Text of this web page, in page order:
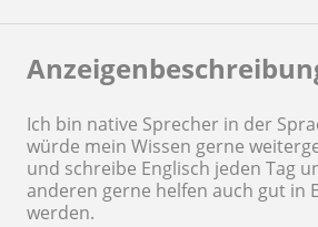
Ich bin native Sprecher in der
würde mein Wissen gerne
und schreibe Englisch jeden Tag
anderen gerne helfen auch gut in
werden.